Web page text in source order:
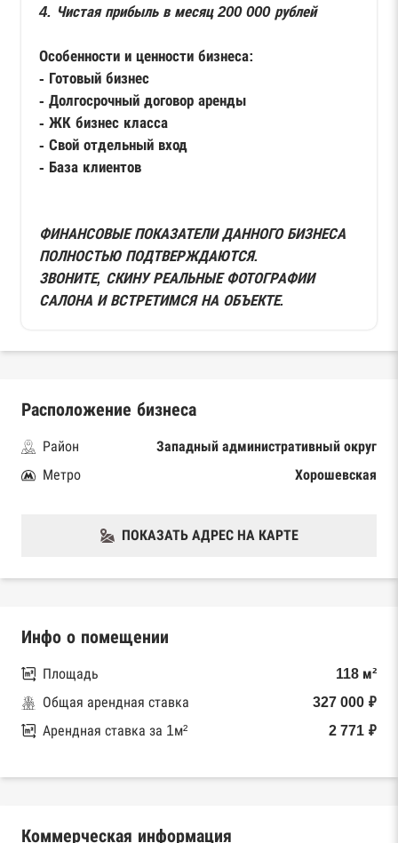
4. Чистая прибыль в месяц 200 000 рублей
Особенности и ценности бизнеса:
- Готовый бизнес
- Долгосрочный договор аренды
- ЖК бизнес класса
- Свой отдельный вход
- База клиентов
ФИНАНСОВЫЕ ПОКАЗАТЕЛИ ДАННОГО БИЗНЕСА
ПОЛНОСТЬЮ ПОДТВЕРЖДАЮТСЯ.
ЗВОНИТЕ, СКИНУ РЕАЛЬНЫЕ ФОТОГРАФИИ
САЛОНА И ВСТРЕТИМСЯ НА ОБЪЕКТЕ.
Расположение бизнеса
Район
Западный административный округ
Метро
Хорошевская
ПОКАЗАТЬ АДРЕС НА КАРТЕ
Инфо о помещении
Площадь
118 м²
Общая арендная ставка
327 000 ₽
Арендная ставка за 1м²
2 771 ₽
Коммерческая информация